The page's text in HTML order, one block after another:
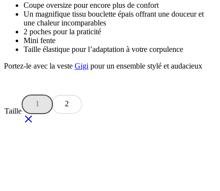
Coupe oversize pour encore plus de confort
Un magnifique tissu bouclette épais offrant une douceur et
une chaleur incomparables
2 poches pour la praticité
Mini fente
Taille élastique pour l’adaptation à votre corpulence
Portez-le avec la veste Gigi pour un ensemble stylé et audacieux
Taille
1 2